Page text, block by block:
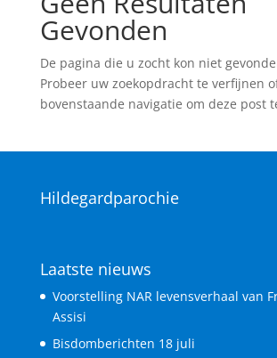
Gevonden
De pagina die u zocht kon niet
Probeer uw zoekopdracht te verfijnen
bovenstaande navigatie om deze post
Hildegardparochie
Laatste nieuws
Voorstelling NAR levensverhaal van
Assisi
Bisdomberichten 18 juli